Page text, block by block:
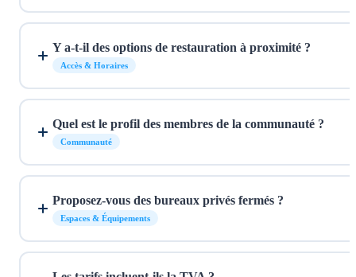
Y a-t-il des options de restauration à proximité ?
Accès & Horaires
Quel est le profil des membres de la communauté ?
Communauté
Proposez-vous des bureaux privés fermés ?
Espaces & Équipements